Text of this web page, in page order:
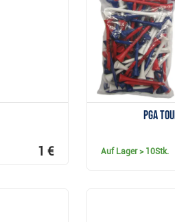
1 €
PGA
Auf Lager> 10Stk.